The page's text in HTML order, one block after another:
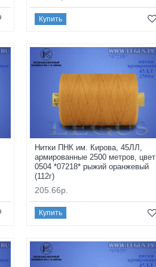
Купить
Нитки ПНК им. Кирова, 45ЛЛ,
армированные 2500 метров, цвет
0504 *07218* рыжий оранжевый
(112г)
205.66р.
Купить